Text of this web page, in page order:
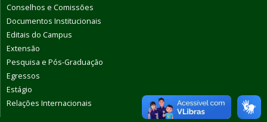
Conselhos e Comissões
Documentos Institucionais
Editais do Campus
Extensão
Pesquisa e Pós-Graduação
Egressos
Estágio
Relações Internacionais